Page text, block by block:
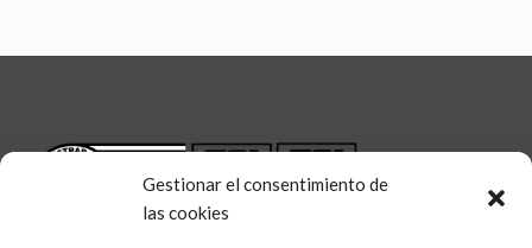
Gestionar el consentimiento de
las cookies